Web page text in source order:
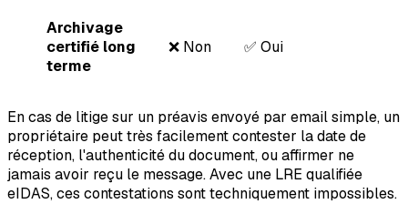
Archivage
certifié long
terme
❌ Non ✅ Oui
En cas de litige sur un préavis envoyé par email simple, un
propriétaire peut très facilement contester la date de
réception, l'authenticité du document, ou affirmer ne
jamais avoir reçu le message. Avec une LRE qualifiée
eIDAS, ces contestations sont techniquement impossibles.